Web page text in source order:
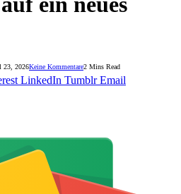
23, 2026Keine Kommentare2 Mins Read
LinkedIn Tumblr Email